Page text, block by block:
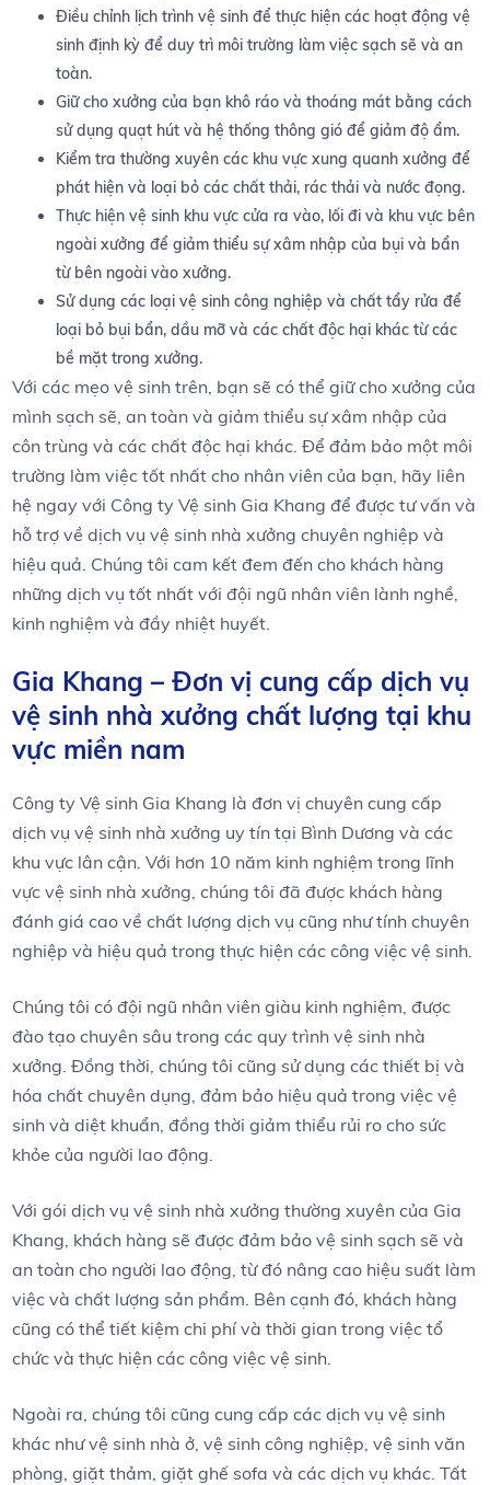
Điều chỉnh lịch trình vệ sinh để thực hiện các hoạt động vệ
sinh định kỳ để duy trì môi trường làm việc sạch sẽ và an
toàn.
Giữ cho xưởng của bạn khô ráo và thoáng mát bằng cách
sử dụng quạt hút và hệ thống thông gió để giảm độ ẩm.
Kiểm tra thường xuyên các khu vực xung quanh xưởng để
phát hiện và loại bỏ các chất thải, rác thải và nước đọng.
Thực hiện vệ sinh khu vực cửa ra vào, lối đi và khu vực bên
ngoài xưởng để giảm thiểu sự xâm nhập của bụi và bẩn
từ bên ngoài vào xưởng.
Sử dụng các loại vệ sinh công nghiệp và chất tẩy rửa để
loại bỏ bụi bẩn, dầu mỡ và các chất độc hại khác từ các
bề mặt trong xưởng.
Với các mẹo vệ sinh trên, bạn sẽ có thể giữ cho xưởng của
mình sạch sẽ, an toàn và giảm thiểu sự xâm nhập của
côn trùng và các chất độc hại khác. Để đảm bảo một môi
trường làm việc tốt nhất cho nhân viên của bạn, hãy liên
hệ ngay với Công ty Vệ sinh Gia Khang để được tư vấn và
hỗ trợ về dịch vụ vệ sinh nhà xưởng chuyên nghiệp và
hiệu quả. Chúng tôi cam kết đem đến cho khách hàng
những dịch vụ tốt nhất với đội ngũ nhân viên lành nghề,
kinh nghiệm và đầy nhiệt huyết.
Gia Khang – Đơn vị cung cấp dịch vụ
vệ sinh nhà xưởng chất lượng tại khu
vực miền nam
Công ty Vệ sinh Gia Khang là đơn vị chuyên cung cấp
dịch vụ vệ sinh nhà xưởng uy tín tại Bình Dương và các
khu vực lân cận. Với hơn 10 năm kinh nghiệm trong lĩnh
vực vệ sinh nhà xưởng, chúng tôi đã được khách hàng
đánh giá cao về chất lượng dịch vụ cũng như tính chuyên
nghiệp và hiệu quả trong thực hiện các công việc vệ sinh.
Chúng tôi có đội ngũ nhân viên giàu kinh nghiệm, được
đào tạo chuyên sâu trong các quy trình vệ sinh nhà
xưởng. Đồng thời, chúng tôi cũng sử dụng các thiết bị và
hóa chất chuyên dụng, đảm bảo hiệu quả trong việc vệ
sinh và diệt khuẩn, đồng thời giảm thiểu rủi ro cho sức
khỏe của người lao động.
Với gói dịch vụ vệ sinh nhà xưởng thường xuyên của Gia
Khang, khách hàng sẽ được đảm bảo vệ sinh sạch sẽ và
an toàn cho người lao động, từ đó nâng cao hiệu suất làm
việc và chất lượng sản phẩm. Bên cạnh đó, khách hàng
cũng có thể tiết kiệm chi phí và thời gian trong việc tổ
chức và thực hiện các công việc vệ sinh.
Ngoài ra, chúng tôi cũng cung cấp các dịch vụ vệ sinh
khác như vệ sinh nhà ở, vệ sinh công nghiệp, vệ sinh văn
phòng, giặt thảm, giặt ghế sofa và các dịch vụ khác. Tất